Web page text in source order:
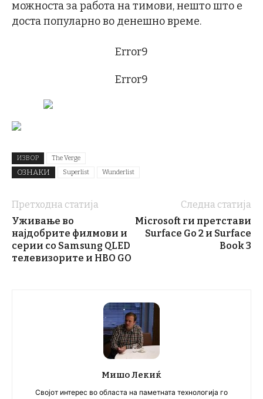
можноста за работа на тимови, нешто што е
доста популарно во денешно време.
Error9
Error9
ИЗВОР The Verge
ОЗНАКИ Superlist Wunderlist
Претходна статија
Уживање во
најдобрите филмови и
серии со Samsung QLED
телевизорите и HBO GO
Следна статија
Microsoft ги претстави
Surface Go 2 и Surface
Book 3
Мишо Лекиќ
Својот интерес во областа на паметната технологија го